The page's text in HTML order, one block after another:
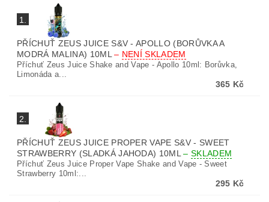
1.
PŘÍCHUŤ ZEUS JUICE S&V - APOLLO (BORŮVKA A
MODRÁ MALINA) 10ML– NENÍ SKLADEM
Příchuť Zeus Juice Shake and Vape - Apollo 10ml: Borůvka,
Limonáda a...
365 Kč
2.
PŘÍCHUŤ ZEUS JUICE PROPER VAPE S&V - SWEET
STRAWBERRY (SLADKÁ JAHODA) 10ML–SKLADEM
Příchuť Zeus Juice Proper Vape Shake and Vape - Sweet
Strawberry 10ml:...
295 Kč